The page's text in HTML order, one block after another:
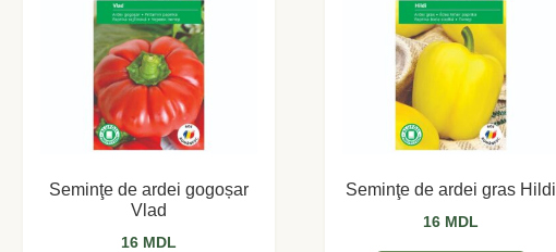
Seminţe de ardei gogoșar
Vlad
16 MDL
Seminţe de ardei gras Hildi
16 MDL